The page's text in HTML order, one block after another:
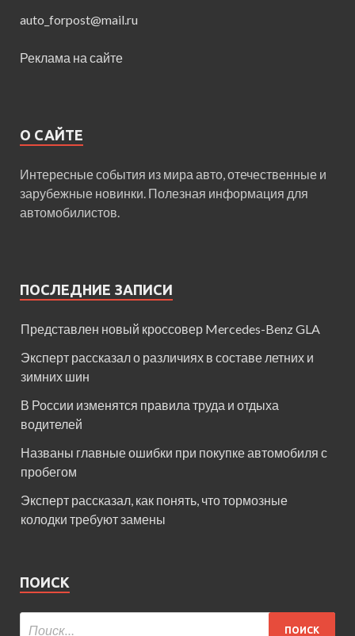
auto_forpost@mail.ru
Реклама на сайте
О САЙТЕ
Интересные события из мира авто, отечественные и
зарубежные новинки. Полезная информация для
автомобилистов.
ПОСЛЕДНИЕ ЗАПИСИ
Представлен новый кроссовер Mercedes-Benz GLA
Эксперт рассказал о различиях в составе летних и
зимних шин
В России изменятся правила труда и отдыха
водителей
Названы главные ошибки при покупке автомобиля с
пробегом
Эксперт рассказал, как понять, что тормозные
колодки требуют замены
ПОИСК